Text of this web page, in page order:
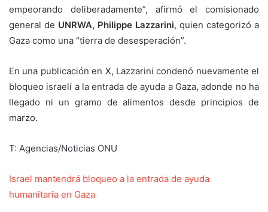
empeorando deliberadamente”, afirmó el comisionado
general de UNRWA, Philippe Lazzarini, quien categorizó a
Gaza como una “tierra de desesperación”.
En una publicación en X, Lazzarini condenó nuevamente el
bloqueo israelí a la entrada de ayuda a Gaza, adonde no ha
llegado ni un gramo de alimentos desde principios de
marzo.
T: Agencias/Noticias ONU
Israel mantendrá bloqueo a la entrada de ayuda
humanitaria en Gaza